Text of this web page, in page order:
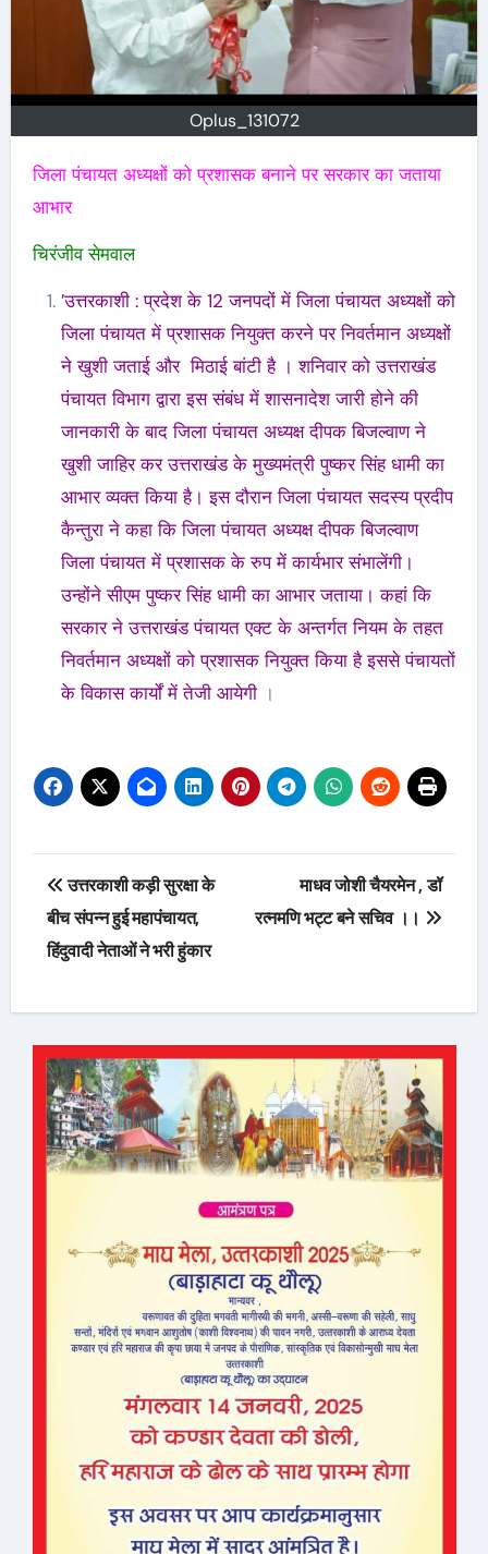
Oplus_131072
जिला पंचायत अध्यक्षों को प्रशासक बनाने पर सरकार का जताया
आभार
चिरंजीव सेमवाल
′उत्तरकाशी : प्रदेश के 12 जनपदों में जिला पंचायत अध्यक्षों को
जिला पंचायत में प्रशासक नियुक्त करने पर निवर्तमान अध्यक्षों
ने खुशी जताई और मिठाई बांटी है । शनिवार को उत्तराखंड
पंचायत विभाग द्वारा इस संबंध में शासनादेश जारी होने की
जानकारी के बाद जिला पंचायत अध्यक्ष दीपक बिजल्वाण ने
खुशी जाहिर कर उत्तराखंड के मुख्यमंत्री पुष्कर सिंह धामी का
आभार व्यक्त किया है। इस दौरान जिला पंचायत सदस्य प्रदीप
कैन्तुरा ने कहा कि जिला पंचायत अध्यक्ष दीपक बिजल्वाण
जिला पंचायत में प्रशासक के रुप में कार्यभार संभालेंगी।
उन्होंने सीएम पुष्कर सिंह धामी का आभार जताया। कहां कि
सरकार ने उत्तराखंड पंचायत एक्ट के अन्तर्गत नियम के तहत
निवर्तमान अध्यक्षों को प्रशासक नियुक्त किया है इससे पंचायतों
के विकास कार्यों में तेजी आयेगी ।
Post
navigation
उत्तरकाशी कड़ी सुरक्षा के
बीच संपन्न हुई महापंचायत,
हिंदुवादी नेताओं ने भरी हुंकार
माधव जोशी चैयरमेन , डॉ
रत्नमणि भट्ट बने सचिव ।।